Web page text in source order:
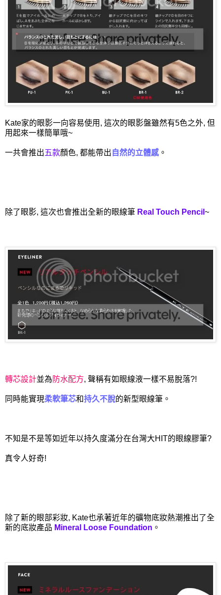
Kate家的眼影一向容易使用, 這次的眼影盤雖然有5色之外, 但
用起來一樣簡單哦~
一共會推出五款顏色, 都能帶出 自然的立體感 。
除了眼影, 這次也會推出全新的眼線筆 Real Touch Pencil ~
轉芯設計並為 防水配方, 聲稱有如眼線液一樣不易脫落?!
同時能實現柔軟筆芯和持久不脫的新型眼線筆。
不知是不是等如近年以持久度滿分在台灣大HIT的眼線膠筆?
真令人好奇!
除了新的眼部彩妝, Kate也承著近年的礦物底妝熱潮推出了全
新的底妝產品 Mineral Loose Foundation 。